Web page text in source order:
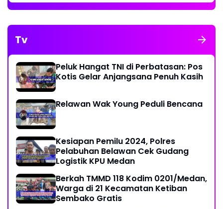
Tv
Peluk Hangat TNI di Perbatasan: Pos
Kotis Gelar Anjangsana Penuh Kasih
Relawan Wak Young Peduli Bencana
Kesiapan Pemilu 2024, Polres
Pelabuhan Belawan Cek Gudang
Logistik KPU Medan
Berkah TMMD 118 Kodim 0201/Medan,
Warga di 21 Kecamatan Ketiban
Sembako Gratis